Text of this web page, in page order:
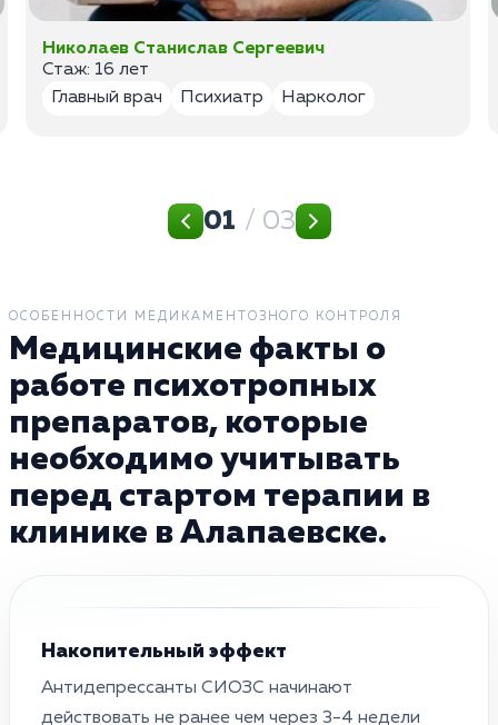
Николаев Станислав Сергеевич
Стаж: 16 лет
Главный врач
Психиатр Нарколог
01 / 03
ОСОБЕННОСТИ МЕДИКАМЕНТОЗНОГО КОНТРОЛЯ
Медицинские факты о
работе психотропных
препаратов, которые
необходимо учитывать
перед стартом терапии в
клинике в Алапаевске.
Накопительный эффект
Антидепрессанты СИОЗС начинают
действовать не ранее чем через 3-4 недели